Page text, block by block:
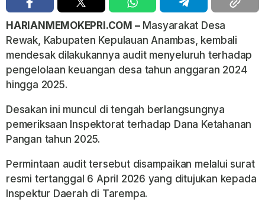
HARIANMEMOKEPRI.COM –Masyarakat Desa
Rewak, Kabupaten Kepulauan Anambas, kembali
mendesak dilakukannya audit menyeluruh terhadap
pengelolaan keuangan desa tahun anggaran 2024
hingga 2025.
Desakan ini muncul di tengah berlangsungnya
pemeriksaan Inspektorat terhadap Dana Ketahanan
Pangan tahun 2025.
Permintaan audit tersebut disampaikan melalui surat
resmi tertanggal 6 April 2026 yang ditujukan kepada
Inspektur Daerah di Tarempa.